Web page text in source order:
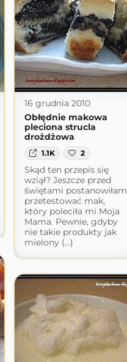
16 grudnia 2010
Obłędnie makowa
pleciona strucla
drożdżowa
1.1K 2
Skąd ten przepis się
wziął? Jeszcze przed
świętami postanowiłam
przetestować mak,
który poleciła mi Moja
Mama. Pewnie, gdyby
nie takie produkty jak
mielony (...)